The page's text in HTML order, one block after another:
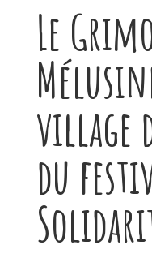
Le
village
du